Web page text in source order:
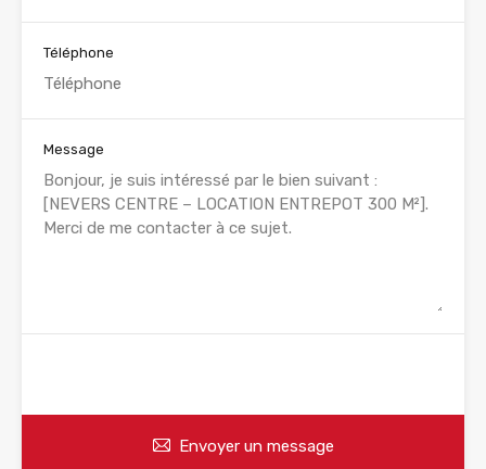
Téléphone
Message
Envoyer un message